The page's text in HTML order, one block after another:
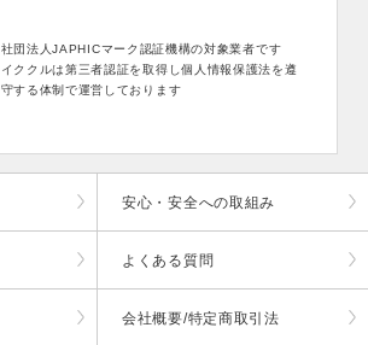
社団法人JAPHICマーク認証機構の対象業者です
イククルは第三者認証を取得し個人情報保護法を遵
守する体制で運営しております
安心・安全への取組み
よくある質問
会社概要/特定商取引法